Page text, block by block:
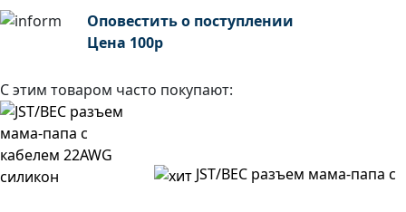
Оповестить о поступлении
Цена 100р
С этим товаром часто покупают:
JST/BEC разъем мама-папа с